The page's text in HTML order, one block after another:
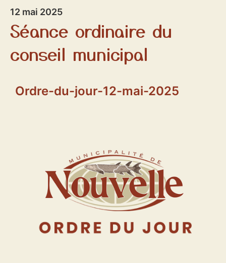
12 mai 2025
Séance ordinaire du
conseil municipal
Ordre-du-jour-12-mai-2025